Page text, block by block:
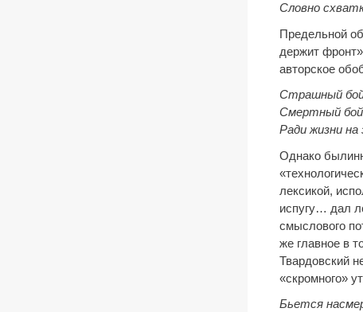
Словно
Предельной
держит
авторское
Страшный
Смертный бой
Ради жизни на
Однако
лексикой,
испугу… дал
смыслового
же главное в
Твардовский
«скромного»
Бьется